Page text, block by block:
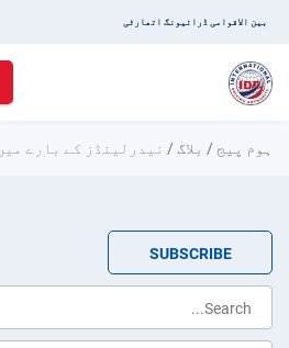
بین الاقوامی ڈرائیونگ اتھارٹی
ہوم پیج / بلاگ/ نیدرلینڈز کے بارے میں 10 دلچسپ حقائق
SUBSCRIBE